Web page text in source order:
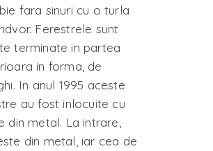
fara sinuri cu o turla
Ferestrele sunt
terminate in partea
in forma, de
In anul 1995 aceste
au fost inlocuite cu
din metal. La intrare,
din metal, iar cea de